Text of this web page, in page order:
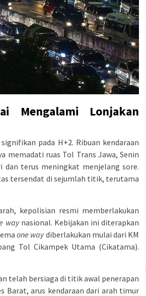
Mengalami Lonjakan
pada H+2. Ribuan kendaraan
memadati ruas Tol Trans Jawa, Senin
dan terus meningkat menjelang sore.
tersendat di sejumlah titik, terutama
kepolisian resmi memberlakukan
waynasional. Kebijakan ini diterapkan
one waydiberlakukan mulai dari KM
Tol Cikampek Utama (Cikatama).
telah bersiaga di titik awal penerapan
Barat, arus kendaraan dari arah timur